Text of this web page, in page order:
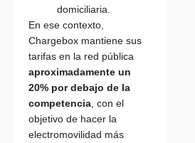
domiciliaria.
En ese contexto,
Chargebox mantiene sus
tarifas en la red pública
aproximadamente un
20% por debajo de la
competencia , con el
objetivo de hacer la
electromovilidad más